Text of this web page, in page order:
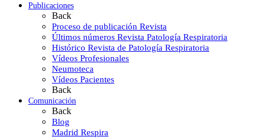
Publicaciones
Back
Proceso de publicación Revista
Últimos números Revista Patología Respiratoria
Histórico Revista de Patología Respiratoria
Vídeos Profesionales
Neumoteca
Vídeos Pacientes
Back
Comunicación
Back
Blog
Madrid Respira